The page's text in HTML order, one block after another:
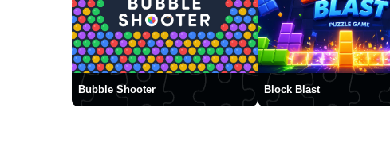
Bubble Shooter Block Blast